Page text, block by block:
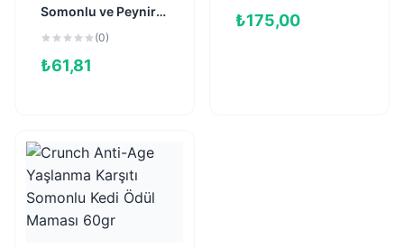
Somonlu ve Peynirli
Kedi Ödül Bisküvisi
(0)
₺61,81
₺175,00